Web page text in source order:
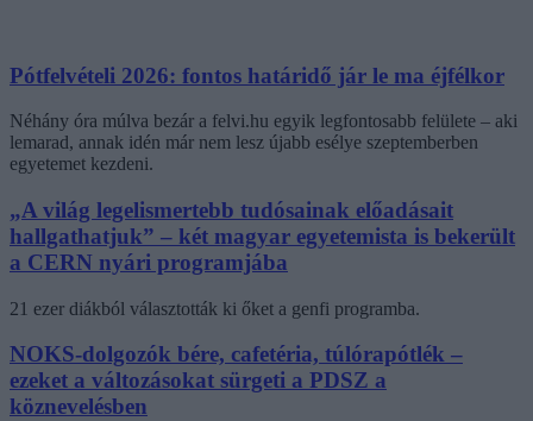
Pótfelvételi 2026: fontos határidő jár le ma éjfélkor
Néhány óra múlva bezár a felvi.hu egyik legfontosabb felülete – aki
lemarad, annak idén már nem lesz újabb esélye szeptemberben
egyetemet kezdeni.
„A világ legelismertebb tudósainak előadásait
hallgathatjuk” – két magyar egyetemista is bekerült
a CERN nyári programjába
21 ezer diákból választották ki őket a genfi programba.
NOKS-dolgozók bére, cafetéria, túlórapótlék –
ezeket a változásokat sürgeti a PDSZ a
köznevelésben